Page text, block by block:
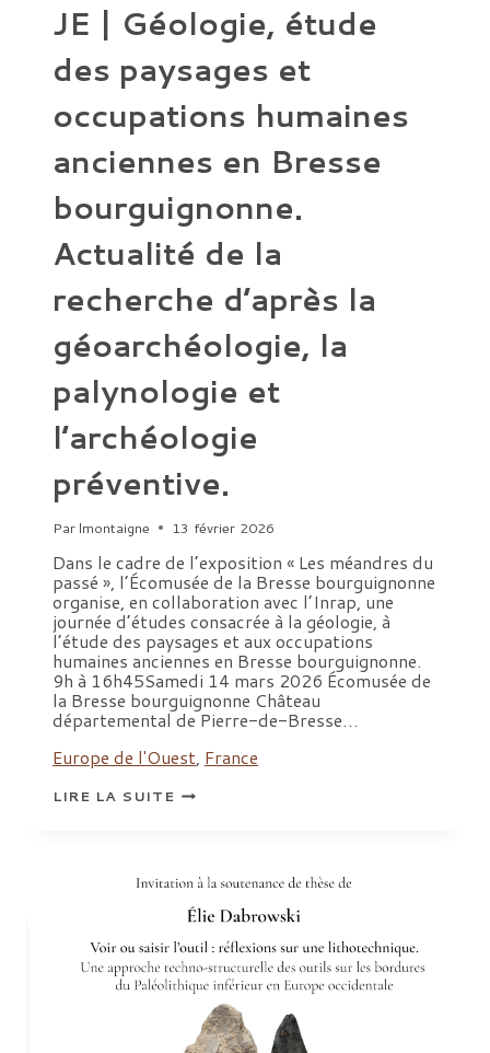
JE | Géologie, étude
des paysages et
occupations humaines
anciennes en Bresse
bourguignonne.
Actualité de la
recherche d’après la
géoarchéologie, la
palynologie et
l’archéologie
préventive.
Par lmontaigne 13 février 2026
Dans le cadre de l’exposition « Les méandres du
passé », l’Écomusée de la Bresse bourguignonne
organise, en collaboration avec l’Inrap, une
journée d’études consacrée à la géologie, à
l’étude des paysages et aux occupations
humaines anciennes en Bresse bourguignonne.
9h à 16h45Samedi 14 mars 2026 Écomusée de
la Bresse bourguignonne Château
départemental de Pierre-de-Bresse…
Europe de l'Ouest, France
LIRE LA SUITEJE
|
ET
HUMAINES
ANCIENNES
EN
BRESSE
BOURGUIGNONNE.
ACTUALITÉ
RECHERCHE